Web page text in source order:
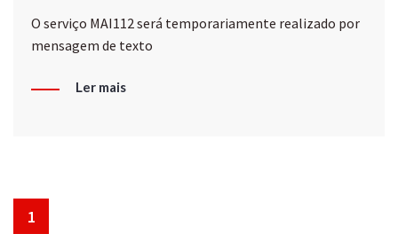
O serviço MAI112 será temporariamente realizado por
mensagem de texto
Ler mais
1